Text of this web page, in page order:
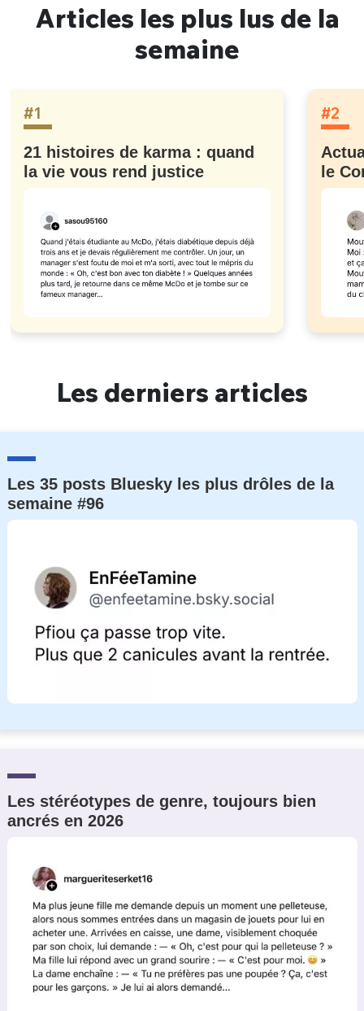
Articles les plus lus de la
semaine
#1
21 histoires de karma : quand
la vie vous rend justice
#2
le
Les derniers articles
Les 35 posts Bluesky les plus drôles de la
semaine #96
Les stéréotypes de genre, toujours bien
ancrés en 2026